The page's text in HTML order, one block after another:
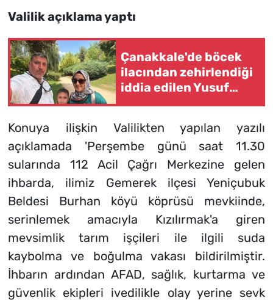
Valilik açıklama yaptı
Çanakkale'de böcek
ilacından zehirlendiği
iddia edilen Yusuf
tutuklandı
Konuya ilişkin Valilikten yapılan yazılı
açıklamada 'Perşembe günü saat 11.30
sularında 112 Acil Çağrı Merkezine gelen
ihbarda, ilimiz Gemerek ilçesi Yeniçubuk
Beldesi Burhan köyü köprüsü mevkiinde,
serinlemek amacıyla Kızılırmak'a giren
mevsimlik tarım işçileri ile ilgili suda
kaybolma ve boğulma vakası bildirilmiştir.
İhbarın ardından AFAD, sağlık, kurtarma ve
güvenlik ekipleri ivedilikle olay yerine sevk